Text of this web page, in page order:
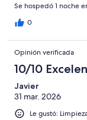
Se hospedó 1 noche
0
Opinión verificada
10/10
Javier
31 mar. 2026
Le gustó: